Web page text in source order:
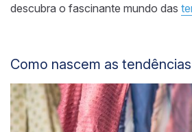
descubra o fascinante mundo das
Como nascem as